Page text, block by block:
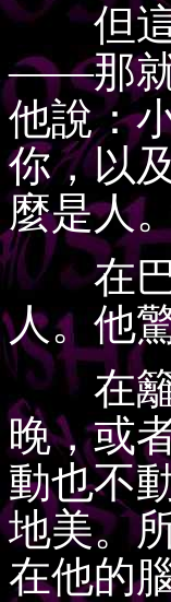
但這些
——那就
他說：
你，以
麼是人
在巴休
人。他
在籬笆
晚，或
動也不
地美。
在他的